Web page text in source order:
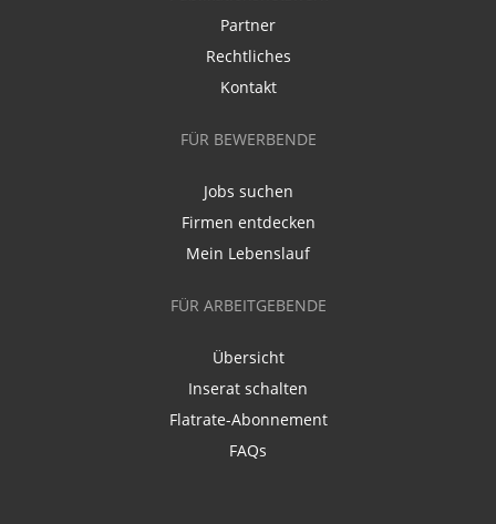
Partner
Rechtliches
Kontakt
FÜR BEWERBENDE
Jobs suchen
Firmen entdecken
Mein Lebenslauf
FÜR ARBEITGEBENDE
Übersicht
Inserat schalten
Flatrate-Abonnement
FAQs